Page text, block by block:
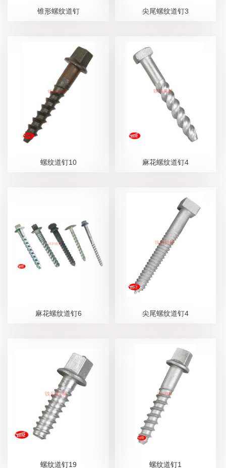
锥形螺纹道钉 尖尾螺纹道钉3
螺纹道钉10 麻花螺纹道钉4
麻花螺纹道钉6 尖尾螺纹道钉4
螺纹道钉19 螺纹道钉1